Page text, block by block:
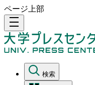
ページ上部
density_medium
検索